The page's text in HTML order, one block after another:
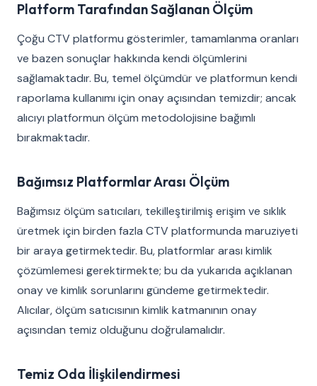
Platform Tarafından Sağlanan Ölçüm
Çoğu CTV platformu gösterimler, tamamlanma oranları
ve bazen sonuçlar hakkında kendi ölçümlerini
sağlamaktadır. Bu, temel ölçümdür ve platformun kendi
raporlama kullanımı için onay açısından temizdir; ancak
alıcıyı platformun ölçüm metodolojisine bağımlı
bırakmaktadır.
Bağımsız Platformlar Arası Ölçüm
Bağımsız ölçüm satıcıları, tekilleştirilmiş erişim ve sıklık
üretmek için birden fazla CTV platformunda maruziyeti
bir araya getirmektedir. Bu, platformlar arası kimlik
çözümlemesi gerektirmekte; bu da yukarıda açıklanan
onay ve kimlik sorunlarını gündeme getirmektedir.
Alıcılar, ölçüm satıcısının kimlik katmanının onay
açısından temiz olduğunu doğrulamalıdır.
Temiz Oda İlişkilendirmesi